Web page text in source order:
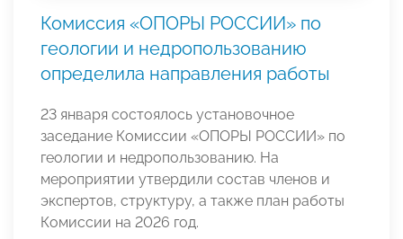
Комиссия «ОПОРЫ РОССИИ» по
геологии и недропользованию
определила направления работы
23 января состоялось установочное
заседание Комиссии «ОПОРЫ РОССИИ» по
геологии и недропользованию. На
мероприятии утвердили состав членов и
экспертов, структуру, а также план работы
Комиссии на 2026 год.